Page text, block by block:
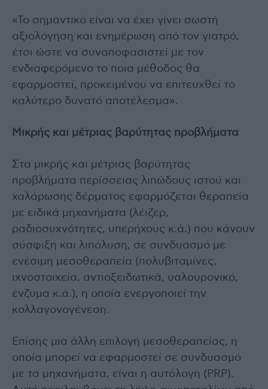
«Το σημαντικό είναι να έχει γίνει σωστή
αξιολόγηση και ενημέρωση από τον γιατρό,
έτσι ώστε να συναποφασιστεί με τον
ενδιαφερόμενο το ποια μέθοδος θα
εφαρμοστεί, προκειμένου να επιτευχθεί το
καλύτερο δυνατό αποτέλεσμα».
Μικρής και μέτριας βαρύτητας προβλήματα
Στα μικρής και μέτριας βαρύτητας
προβλήματα περίσσειας λιπώδους ιστού και
χαλάρωσης δέρματος εφαρμόζεται θεραπεία
με ειδικά μηχανήματα (λέιζερ,
ραδιοσυχνότητες, υπερήχους κ.ά.) που κάνουν
σύσφιξη και λιπόλυση, σε συνδυασμό με
ενέσιμη μεσοθεραπεία (πολυβιταμίνες,
ιχνοστοιχεία, αντιοξειδωτικά, υαλουρονικό,
ένζυμα κ.ά.), η οποία ενεργοποιεί την
κολλαγονογένεση.
Επίσης μια άλλη επιλογή μεσοθεραπείας, η
οποία μπορεί να εφαρμοστεί σε συνδυασμό
με τα μηχανήματα, είναι η αυτόλογη (PRP).